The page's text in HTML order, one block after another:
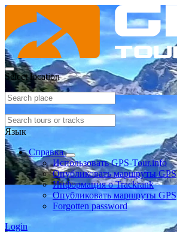
Select location
Язык
Справка
Использовать GPS-Tour.info
Опубликовать маршруты GPS
Информация о Trackrank
Опубликовать маршруты GPS
Forgotten password
Login